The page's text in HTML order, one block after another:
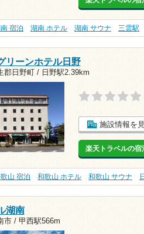
宿泊 湖南 ホテル 湖南 サウナ 三雲駅
リーンホテル日野
郡日野町 / 日野駅2.39km
施設情報を
楽天トラベルの宿
山 宿泊 和歌山 ホテル 和歌山 サウナ
湖南
市 / 甲西駅566m